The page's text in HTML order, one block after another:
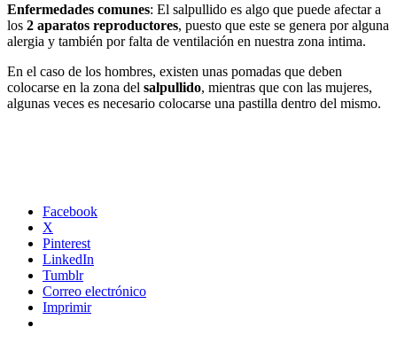
Enfermedades comunes: El salpullido es algo que puede afectar a
los 2 aparatos reproductores, puesto que este se genera por alguna
alergia y también por falta de ventilación en nuestra zona intima.
En el caso de los hombres, existen unas pomadas que deben
colocarse en la zona del salpullido, mientras que con las mujeres,
algunas veces es necesario colocarse una pastilla dentro del mismo.
Facebook
X
Pinterest
LinkedIn
Tumblr
Correo electrónico
Imprimir